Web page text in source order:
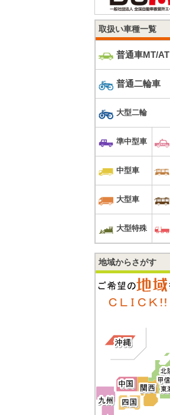
取扱い車種一覧
普通車MT/AT
普通二輪車
大型二輪
準中型車
中型車
大型車
大型特殊
地域からさがす